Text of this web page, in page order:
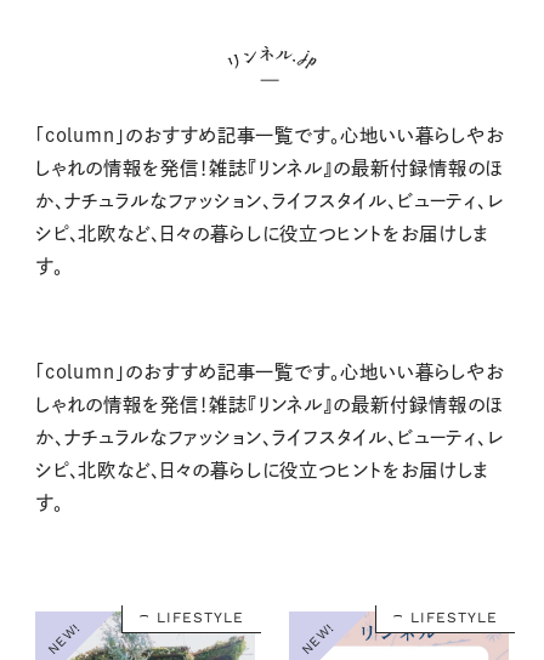
「column」のおすすめ記事一覧です。心地いい暮らしやお
しゃれの情報を発信！雑誌『リンネル』の最新付録情報のほ
か、ナチュラルなファッション、ライフスタイル、ビューティ、レ
シピ、北欧など、日々の暮らしに役立つヒントをお届けしま
す。
「column」のおすすめ記事一覧です。心地いい暮らしやお
しゃれの情報を発信！雑誌『リンネル』の最新付録情報のほ
か、ナチュラルなファッション、ライフスタイル、ビューティ、レ
シピ、北欧など、日々の暮らしに役立つヒントをお届けしま
す。
LIFESTYLE
NEW!
LIFESTYLE
NEW!